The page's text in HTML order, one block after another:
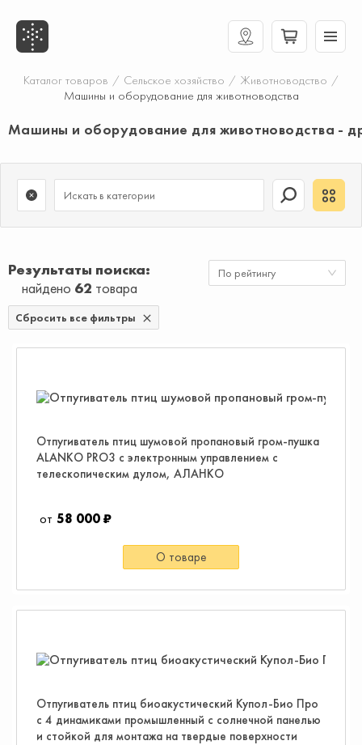
Каталог товаров / Сельское хозяйство / Животноводство /
Машины и оборудование для животноводства
Машины и оборудование для животноводства -
Результаты поиска
найдено 62 товара
По рейтингу
Сбросить все фильтры
Отпугиватель птиц шумовой пропановый гром-пушка
ALANKO PRO3 с электронным управлением с
телескопическим дулом, АЛАНКО
58 000 ₽
О товаре
Отпугиватель птиц биоакустический Купол-Био Про
с 4 динамиками промышленный с солнечной панелью
и стойкой для монтажа на твердые поверхности